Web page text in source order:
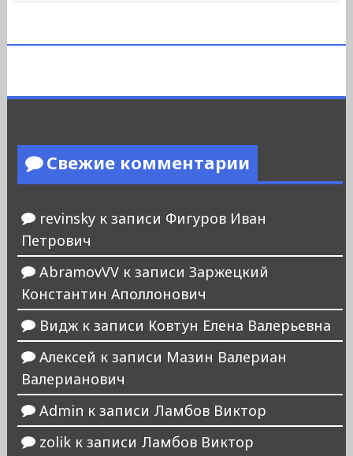
Свежие комментарии
revinskyк записи Фигуров Иван
Петрович
AbramovVVк записи Заржецкий
Константин Аполлонович
Виджк записи Ковтун Елена Валерьевна
Алексей к записи Мазин Валериан
Валерианович
Admin к записи Ламбов Виктор
zolikк записи Ламбов Виктор